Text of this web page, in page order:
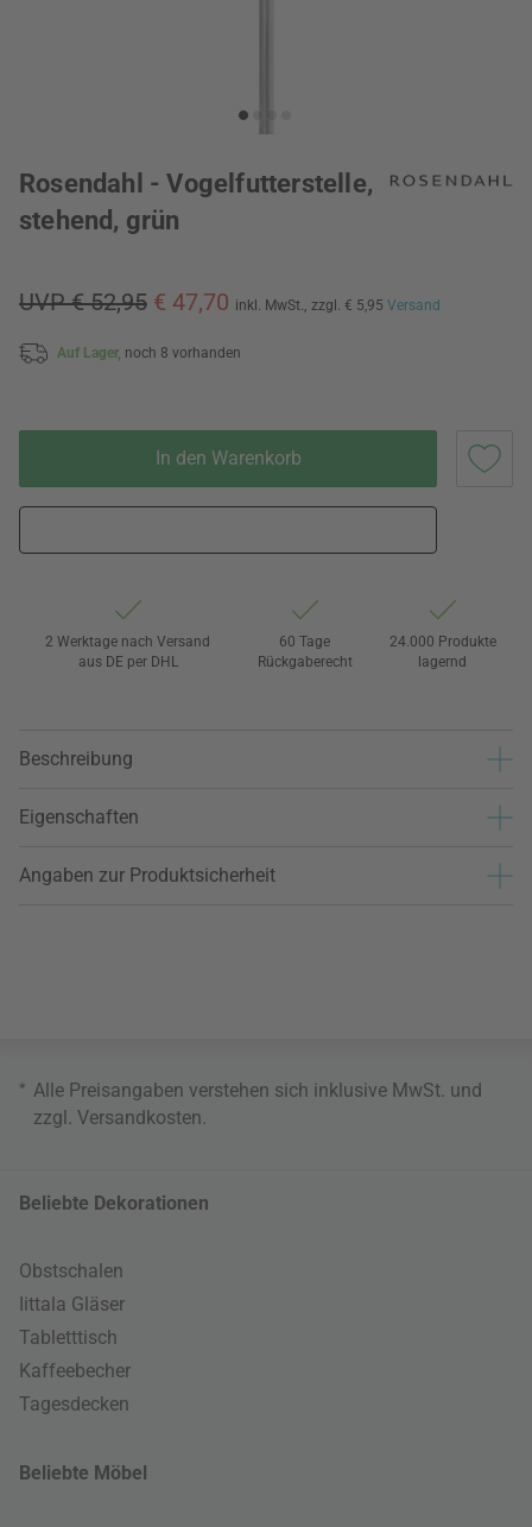
Rosendahl - Vogelfutterstelle,
stehend, grün
UVP € 52,95 € 47,70 inkl. MwSt., zzgl. € 5,95 Versand
Auf Lager, noch 8 vorhanden
In den Warenkorb
2 Werktage nach Versand
aus DE per DHL
60 Tage
Rückgaberecht
24.000 Produkte
lagernd
Beschreibung
Eigenschaften
Angaben zur Produktsicherheit
* Alle Preisangaben verstehen sich inklusive MwSt. und
zzgl. Versandkosten
Beliebte Dekorationen
Obstschalen
Iittala Gläser
Tabletttisch
Kaffeebecher
Tagesdecken
Beliebte Möbel